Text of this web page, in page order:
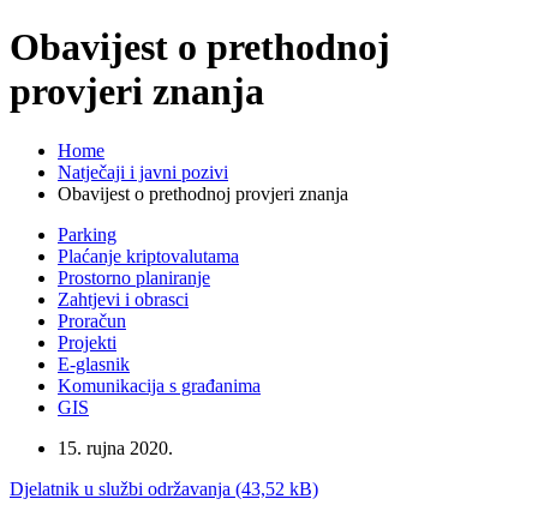
Obavijest o prethodnoj
provjeri znanja
Home
Natječaji i javni pozivi
Obavijest o prethodnoj provjeri znanja
Parking
Plaćanje kriptovalutama
Prostorno planiranje
Zahtjevi i obrasci
Proračun
Projekti
E-glasnik
Komunikacija s građanima
GIS
15. rujna 2020.
Djelatnik u službi održavanja (43,52 kB)